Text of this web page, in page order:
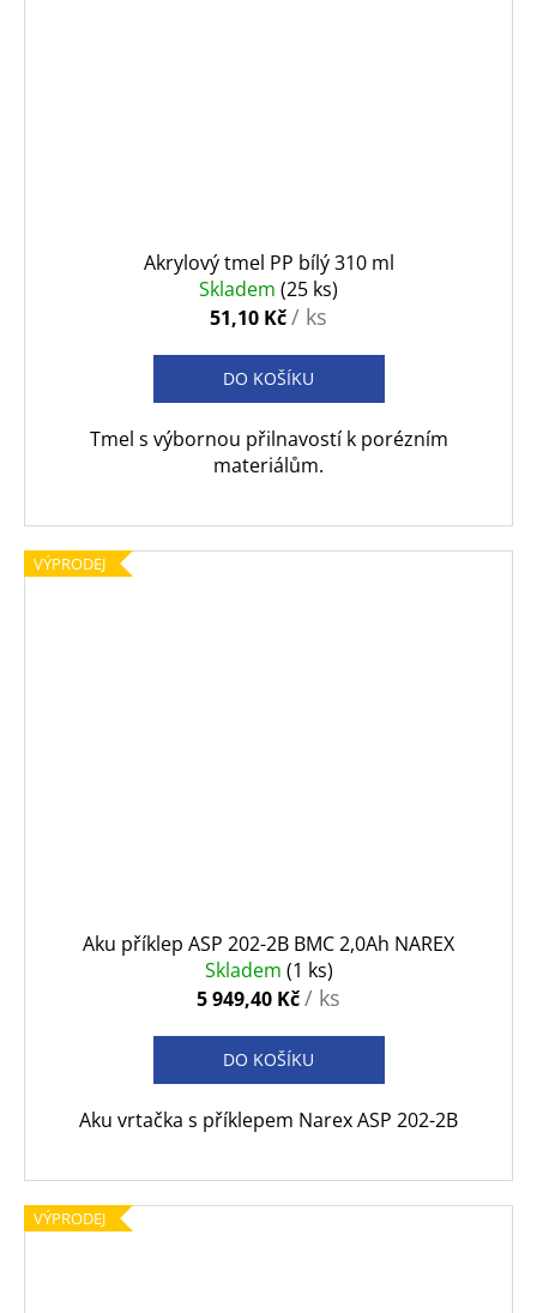
Akrylový tmel PP bílý 310 ml
Skladem (25 ks)
51,10 Kč/ ks
DO KOŠÍKU
Tmel s výbornou přilnavostí k porézním
materiálům.
VÝPRODEJ
Aku příklep ASP 202-2B BMC 2,0Ah NAREX
Skladem (1 ks)
5 949,40 Kč/ ks
DO KOŠÍKU
Aku vrtačka s příklepem Narex ASP 202-2B
VÝPRODEJ